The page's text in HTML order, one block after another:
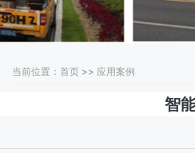
当前位置：首页 >> 应用案例
智